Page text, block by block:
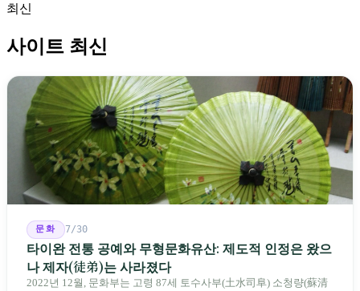
최신
사이트 최신
문화 7/30
타이완 전통 공예와 무형문화유산: 제도적 인정은 왔으
나 제자(徒弟)는 사라졌다
2022년 12월, 문화부는 고령 87세 토수사부(土水司阜) 소청량(蘇清